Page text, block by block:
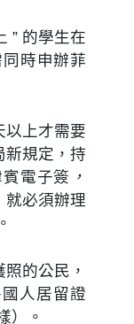
” 的學生在
時申辦菲
以上才需要
新規定，持
電子簽 ，
就必須辦理
的公民，
人居留證
）。